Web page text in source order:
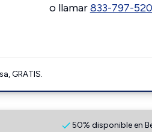
o llamar833-797-
GRATIS.
50% disponible en